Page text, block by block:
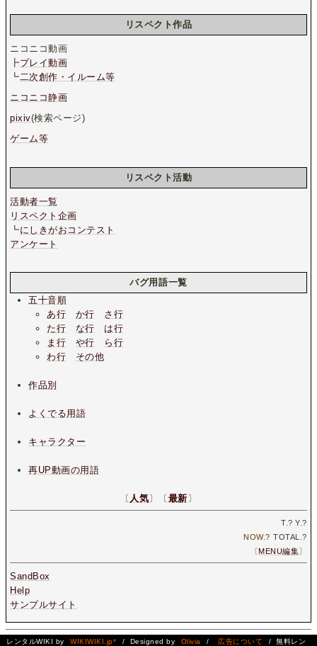
リスペクト作品
ニコニコ動画
┣プレイ動画
┗二次創作・イルーム等
ニコニコ静画
pixiv(検索ページ)
ゲーム等
リスペクト活動
活動者一覧
リスペクト企画
┗にしきがおコンテスト
アンケート
バグ用語一覧
五十音順
あ行
か行
さ行
た行
な行
は行
ま行
や行
ら行
わ行
その他
作品別
よくでる用語
キャラクター
再UP動画の用語
〔 人気〕〔 最新 〕
T.? Y.?
NOW.? TOTAL.?
〔MENU編集〕
SandBox
Help
サンプルサイト
レンタルWIKI by WIKIWIKI.jp* / Designed by Olivia / 広告について / 無料レン